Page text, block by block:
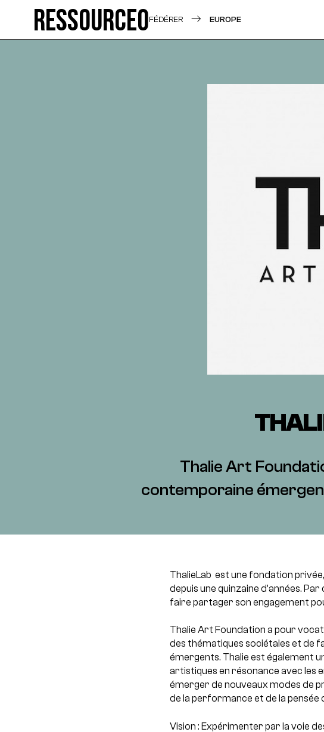
Ressource0FÉDÉRER EUROPE
Thalie Art
contemporaine
ThalieLab est une fondation
depuis une quinzaine d’années.
faire partager son engagement
Thalie Art Foundation a pour
des thématiques sociétales et de
émergents. Thalie est également
artistiques en résonance avec les
émerger de nouveaux modes de
de la performance et de la pensée
Vision : Expérimenter par la voie